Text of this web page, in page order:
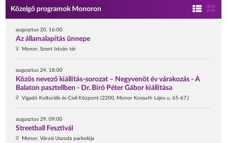
Közelgő programok Monoron
augusztus 20. 16:00
Az államalapítás ünnepe
Monor, Szent István tér
augusztus 24. 18:00
Közös nevező kiállítás-sorozat – Negyvenöt év várakozás - A
Balaton pasztellben - Dr. Bíró Péter Gábor kiállítása
Vigadó Kulturális és Civil Központ (2200, Monor Kossuth Lajos u. 65-67.)
augusztus 29. 09:00
Streetball Fesztivál
Monor, Városi Uszoda parkolója